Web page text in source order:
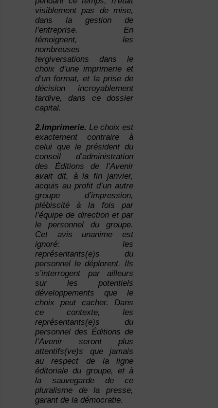
visiblement pas de mise,
dans la gestion de
l’entreprise. En
témoignent, les
nombreuses
tergiversations dans le
choix d’une imprimerie et
d’un format, et la prise de
décision incroyablement
tardive, dans ce dossier
capital.
2.Imprimerie. Le choix est
exactement contraire à
celui que le président du
conseil d’administration
des Éditions de l’Avenir
avait dit, à la fin janvier,
acquis au profit d’un autre
groupe d’impression,
plébiscité à la fois par
l’équipe de direction et par
le personnel du groupe.
Cet avis unanime est
ignoré: les
représentants(e)s du
personnel le déplorent. Ils
s’interrogent par ailleurs
sur les potentiels
développements que le
choix peut cacher. Dans
ce contexte, les
représentants(e)s du
personnel des Éditions de
l’Avenir seront plus
attentifs(ve)s que jamais
au respect de la ligne
éditoriale du groupe, et à
la sauvegarde de ce
pluralisme de la presse,
garant de la démocratie.